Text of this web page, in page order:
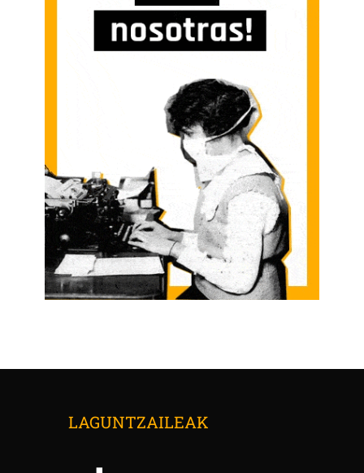
LAGUNTZAILEAK